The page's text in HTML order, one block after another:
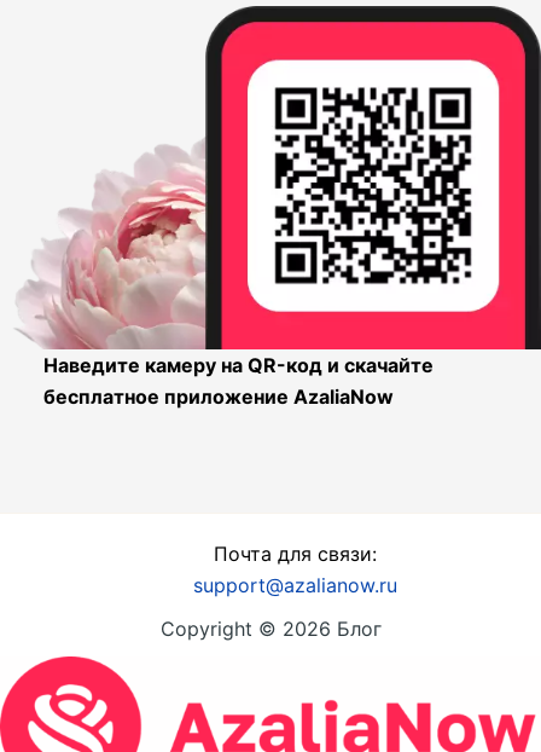
Наведите камеру на QR-код и скачайте
бесплатное приложение AzaliaNow
Почта для связи:
support@azalianow.ru
Copyright © 2026 Блог